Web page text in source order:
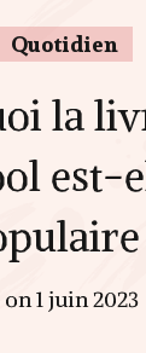
Quotidien
la
est-
on1 juin 2023